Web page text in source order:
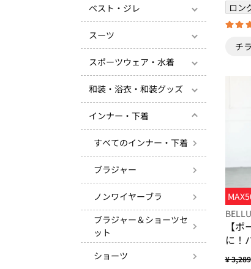
ベスト・ジレ
スーツ
スポーツウェア・水着
和装・浴衣・和装グッズ
インナー・下着
すべてのインナー・下着
ブラジャー
ノンワイヤーブラ
ブラジャー＆ショーツセ
ット
ショーツ
ロン
チ
【
に！
ス
¥ 3,289